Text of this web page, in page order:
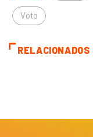
Voto
RELACIONADOS